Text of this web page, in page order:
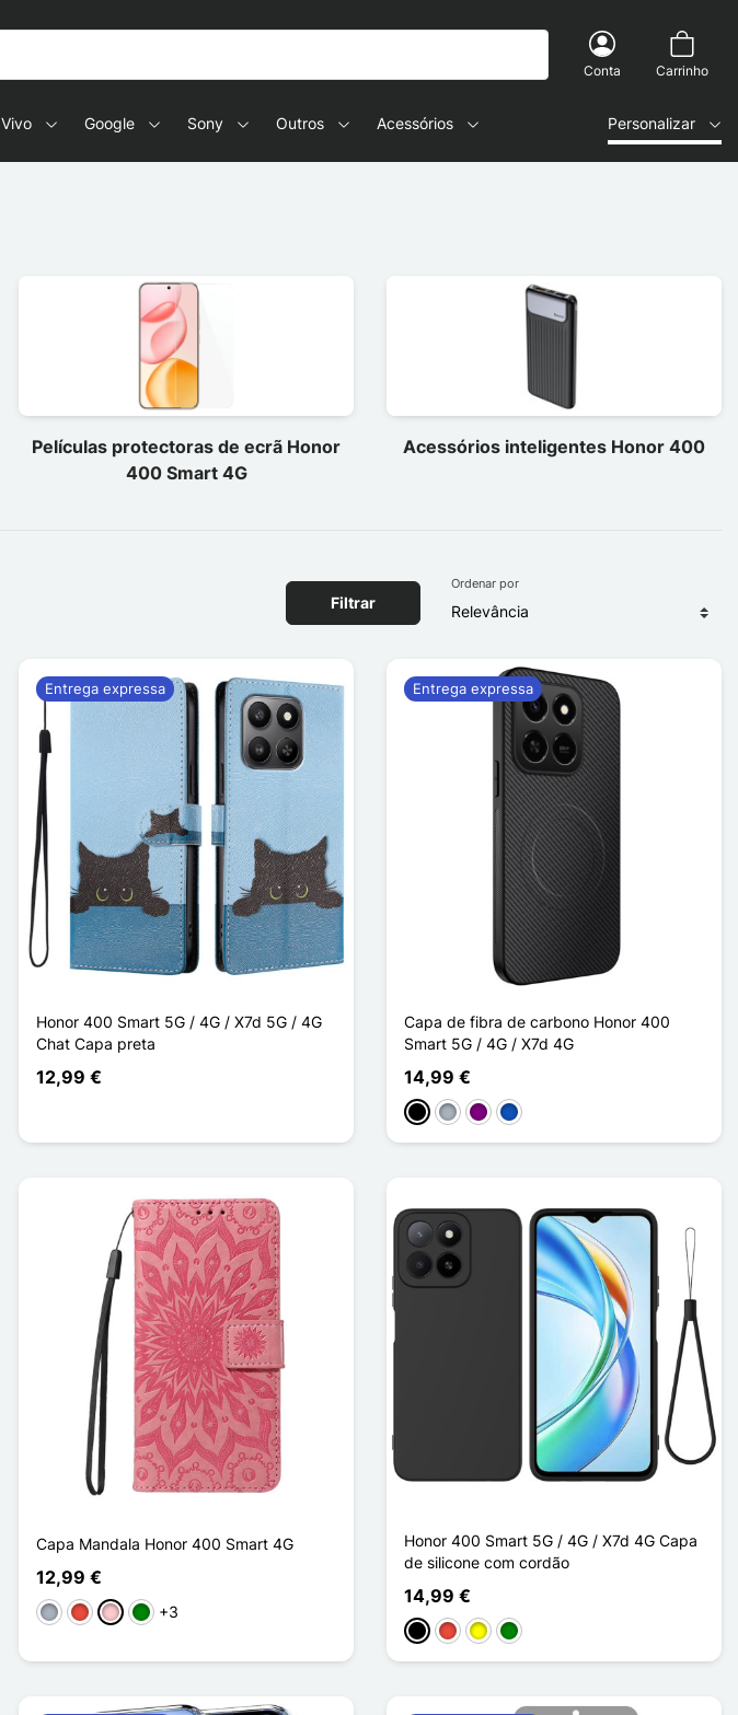
Conta Carrinho
Vivo Google Sony Outros Acessórios Personalizar
Películas protectoras de ecrã Honor
400 Smart 4G
Acessórios inteligentes Honor 400
Filtrar
Ordenar por
Honor 400 Smart 5G / 4G / X7d 5G / 4G
Chat Capa preta
12,99 €
Entrega expressa
Capa de fibra de carbono Honor 400
Smart 5G / 4G / X7d 4G
14,99 €
PretoCinzento
Púrpura
Saphir
Entrega expressa
Capa Mandala Honor 400 Smart 4G
12,99 €
CinzentoVermelho
RosaVerde
+3
Honor 400 Smart 5G / 4G / X7d 4G Capa
de silicone com cordão
14,99 €
PretoVermelho
Amarelo
Verde